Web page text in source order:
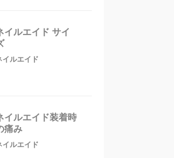
イルエイド サイ
イルエイド
イルエイド装着時
痛み
イルエイド